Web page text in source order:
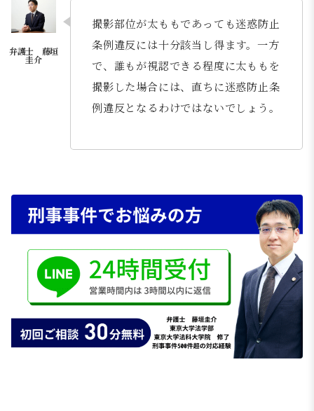
撮影部位が太ももであっても迷惑防止
条例違反には十分該当し得ます。一方
で、誰もが視認できる程度に太ももを
撮影した場合には、直ちに迷惑防止条
例違反となるわけではないでしょう。